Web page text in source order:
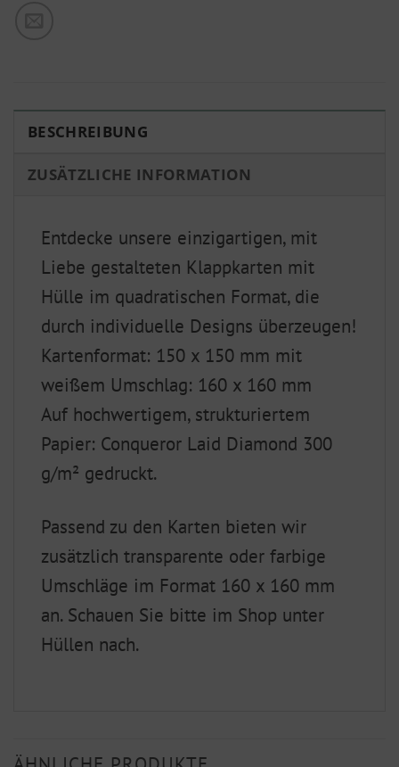
BESCHREIBUNG
ZUSÄTZLICHE INFORMATION
Entdecke unsere einzigartigen, mit
Liebe gestalteten Klappkarten mit
Hülle im quadratischen Format, die
durch individuelle Designs überzeugen!
Kartenformat: 150 x 150 mm mit
weißem Umschlag: 160 x 160 mm
Auf hochwertigem, strukturiertem
Papier: Conqueror Laid Diamond 300
g/m² gedruckt.
Passend zu den Karten bieten wir
zusätzlich transparente oder farbige
Umschläge im Format 160 x 160 mm
an. Schauen Sie bitte im Shop unter
Hüllen nach.